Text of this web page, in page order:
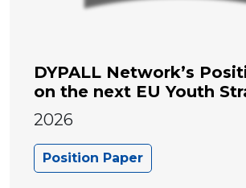
DYPALL Network’s
on the next EU Youth
2026
Position Paper